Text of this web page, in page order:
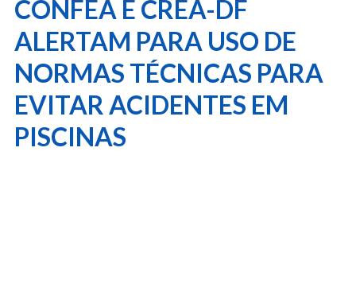
CONFEA E CREA-DF
ALERTAM PARA USO DE
NORMAS TÉCNICAS PARA
EVITAR ACIDENTES EM
PISCINAS